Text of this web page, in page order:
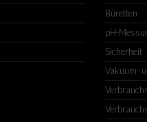
Büretten
pH-
Sicherheit
Vakuum-